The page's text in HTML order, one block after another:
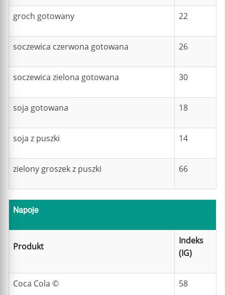
groch gotowany 22
soczewica czerwona gotowana 26
soczewica zielona gotowana 30
soja gotowana 18
soja z puszki 14
zielony groszek z puszki 66
Napoje
Produkt
Indeks
(IG)
Coca Cola © 58